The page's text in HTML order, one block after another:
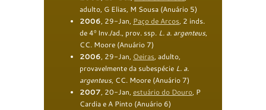
adulto, G Elias, M Sousa (Anuário 5)
2006, 29-Jan, Paço de Arcos, 2 inds.
de 4º Inv./ad., prov. ssp. L. a. argenteus,
CC. Moore (Anuário 7)
2006, 29-Jan, Oeiras, adulto,
provavelmenteda subespécie L. a.
argenteus, CC. Moore (Anuário 7)
2007, 20-Jan, estuário do Douro, P
Cardia e A Pinto (Anuário 6)